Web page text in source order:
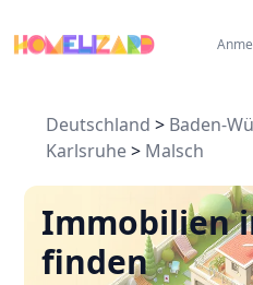
Deutschland > Baden-
Karlsruhe> Malsch
Immobilien
finden